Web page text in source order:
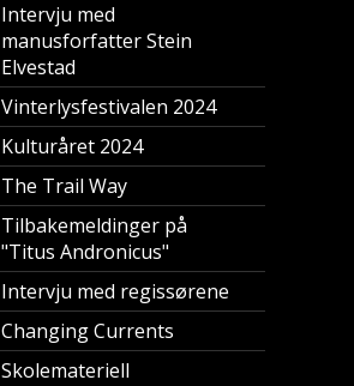
Intervju med
manusforfatter Stein
Elvestad
Vinterlysfestivalen 2024
Kulturåret 2024
The Trail Way
Tilbakemeldinger på
"Titus Andronicus"
Intervju med regissørene
Changing Currents
Skolemateriell